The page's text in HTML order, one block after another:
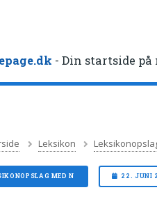
- Din startside på
Leksikon
MED N 22. JUNI